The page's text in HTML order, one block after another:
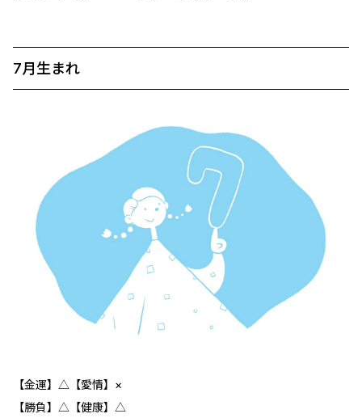
7月生まれ
【金運】△【愛情】×
【勝負】△【健康】△